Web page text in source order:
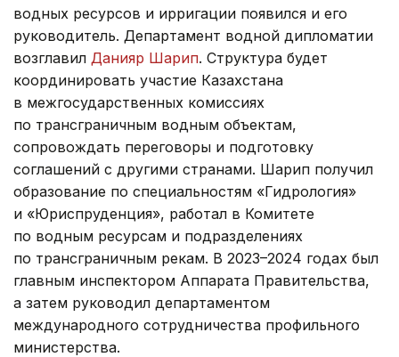
водных ресурсов и ирригации появился и его
руководитель. Департамент водной дипломатии
возглавил Данияр Шарип. Структура будет
координировать участие Казахстана
в межгосударственных комиссиях
по трансграничным водным объектам,
сопровождать переговоры и подготовку
соглашений с другими странами. Шарип получил
образование по специальностям «Гидрология»
и «Юриспруденция», работал в Комитете
по водным ресурсам и подразделениях
по трансграничным рекам. В 2023–2024 годах был
главным инспектором Аппарата Правительства,
а затем руководил департаментом
международного сотрудничества профильного
министерства.